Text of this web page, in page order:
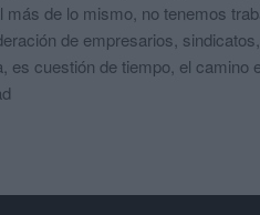
más de lo mismo, no tenemos
de empresarios,
es cuestión de tiempo, el